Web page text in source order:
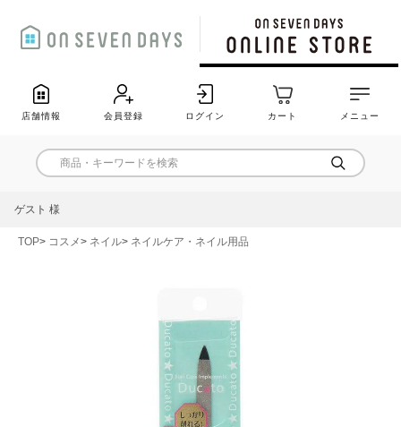
店舗情報 会員登録 ログイン カート メニュー
ゲスト 様
TOP コスメ ネイル ネイルケア・ネイル用品